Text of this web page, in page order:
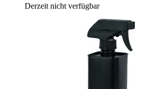
Derzeit nicht verfügbar